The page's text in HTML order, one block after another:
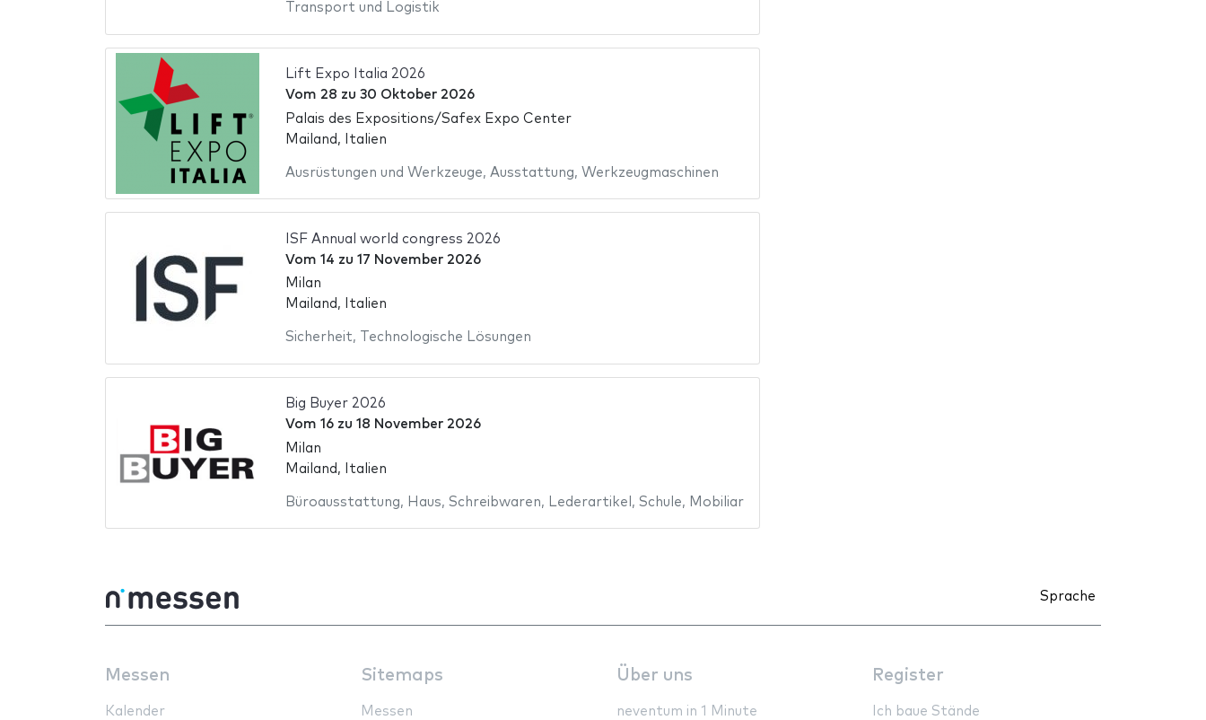
Transport und Logistik
Lift Expo Italia 2026
Vom 28 zu 30 Oktober 2026
Palais des Expositions/Safex Expo Center
Mailand, Italien
Ausrüstungen und Werkzeuge, Ausstattung, Werkzeugmaschinen
ISF Annual world congress 2026
Vom 14 zu 17 November 2026
Milan
Mailand, Italien
Sicherheit, Technologische Lösungen
Big Buyer 2026
Vom 16zu 18 November 2026
Milan
Mailand, Italien
Büroausstattung, Haus, Schreibwaren, Lederartikel , Schule, Mobiliar
Sprache
Messen
Kalender
Sitemaps
Messen
Über uns
neventum in 1 Minute
Register
Ich baue Stände